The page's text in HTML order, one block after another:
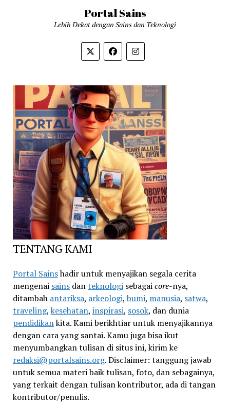
Portal Sains
Lebih Dekat dengan Sains dan Teknologi
TENTANG KAMI
Portal Sainshadir untuk menyajikan segala cerita
mengenai sainsdanteknologisebagaicore-nya,
ditambah antariksa, arkeologi, bumi, manusia, satwa,
traveling, kesehatan, inspirasi, sosok, dan dunia
pendidikankita. Kami berikhtiar untuk menyajikannya
dengan cara yang santai. Kamu juga bisa ikut
menyumbangkan tulisan di situs ini, kirim ke
redaksi@portalsains.org. Disclaimer: tanggung jawab
untuk semua materi baik tulisan, foto, dan sebagainya,
yang terkait dengan tulisan kontributor, ada di tangan
kontributor/penulis.